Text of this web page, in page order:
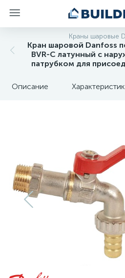
Краны шаровые
Кран шаровой Danfoss
BVR-C латунный с
патрубком для
Описание